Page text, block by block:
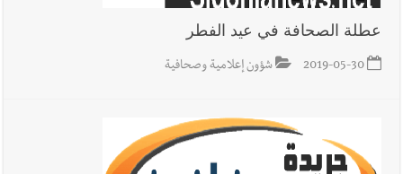
عطلة الصحافة في عيد الفطر
2019-05-30 شؤون إعلامية وصحافية